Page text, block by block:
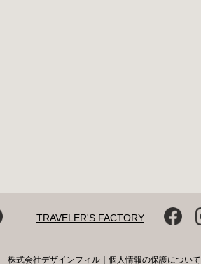
TRAVELER'S FACTORY
株式会社デザインフィル | 個人情報の保護について